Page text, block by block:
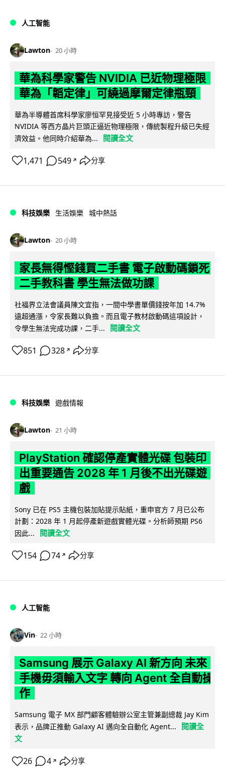
人工智能
Lawton 20 小時
華為科學家警告 NVIDIA 已近物理極限
華為「韜定律」可繞過摩爾定律瓶頸
華為半導體首席科學家廖恒罕見接受近 5 小時專訪，警告
NVIDIA 等西方晶片巨頭正逼近物理極限，傳統製程升級已失經
濟效益。他同時介紹華為...
閱讀全文
1,471 549 ↗ 分享
科技娛樂 生活娛樂 城中熱話
Lawton 20 小時
家長無得慳錢買二手書 電子啟動碼鎖死
二手教科書 學生無法做功課
社福界立法會議員陳文宜指，一間中學書單價錢按年加 14.7%
遠超通漲，令家長難以負擔。而且電子教材啟動碼這項設計，
令學生無法完成功課，二手...
閱讀全文
851 328 ↗ 分享
科技娛樂 遊戲情報
Lawton 21 小時
PlayStation 確認停產實體光碟 包裝印
出重要通告 2028 年 1 月後不出光碟遊
戲
Sony 已在 PS5 主機包裝加貼提示貼紙，重申官方 7 月已公布
計劃：2028 年 1 月起停產新遊戲實體光碟。分析師預期 PS6
因此...
閱讀全文
154 74 ↗ 分享
人工智能
Vin 22 小時
Samsung 展示 Galaxy AI 新方向 未來
手機毋須輸入文字 轉向 Agent 全自動操
作
Samsung 電子 MX 部門顧客體驗辦公室主管兼副總裁 Jay Kim
表示，品牌正推動 Galaxy AI 邁向全自動化 Agent...
閱讀全
文
26 4 ↗ 分享